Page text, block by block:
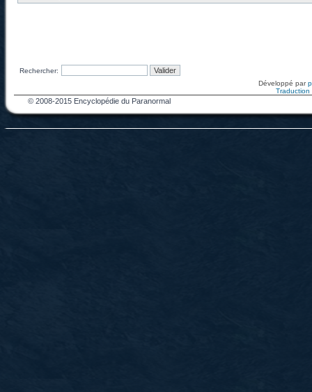
Rechercher:
Développé par
Traduction
© 2008-2015 Encyclopédie du Paranormal